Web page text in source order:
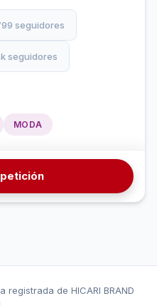
seguidores
seguidores
MODA
registrada de HICARI BRAND